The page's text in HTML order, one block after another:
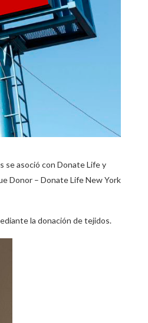
se asoció con Donate Life y
Donor – Donate Life New York
la donación de tejidos.